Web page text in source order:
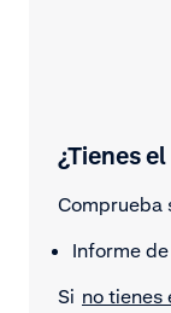
¿Tienes
Comprueba
Informe
Si no tienes